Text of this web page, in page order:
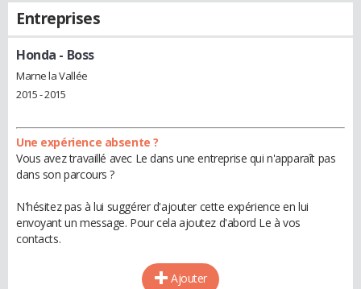
Entreprises
Honda - Boss
Marne la Vallée
2015 - 2015
Une expérience absente ?
Vous avez travaillé avec Le dans une entreprise qui n'apparaît pas
dans son parcours ?
N'hésitez pas à lui suggérer d'ajouter cette expérience en lui
envoyant un message. Pour cela ajoutez d'abord Le à vos
contacts.
Ajouter